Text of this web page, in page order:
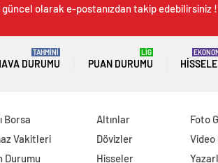
olarak e-postanızdan takip edebilirsiniz !
DURUMU
TAHMİNİ
PUAN DURUMU
LİG
Borsa
Vakitleri
Durumu
Altınlar
Dövizler
Hisseler
Foto
Video